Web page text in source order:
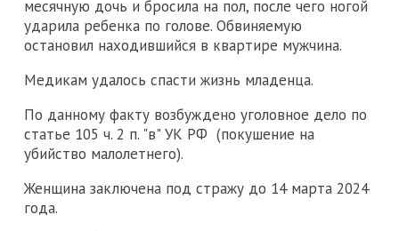
месячную дочь и бросила на пол, после чего ногой
ударила ребенка по голове. Обвиняемую
остановил находившийся в квартире мужчина.
Медикам удалось спасти жизнь младенца.
По данному факту возбуждено уголовное дело по
статье 105 ч. 2 п. "в" УК РФ (покушение на
убийство малолетнего).
Женщина заключена под стражу до 14 марта 2024
года.